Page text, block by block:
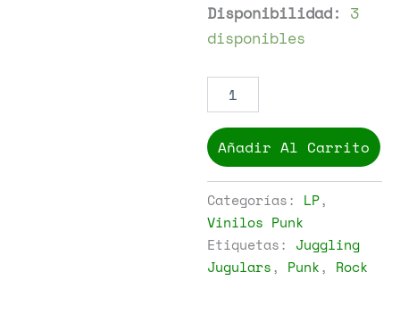
Disponibilidad: 3
disponibles
Jugulars
Thirst
For
cantidad
Añadir Al Carrito
Categorías: LP,
Vinilos Punk
Etiquetas: Juggling
Jugulars, Punk, Rock